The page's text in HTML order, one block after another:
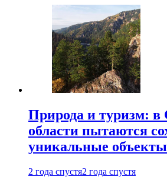
Природа и туризм: в
области пытаются
уникальные объекты
2 года спустя2 года спустя